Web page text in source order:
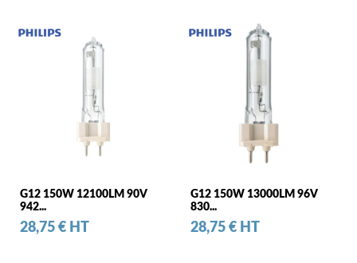
G12 150W 12100LM 90V
942...
Prix
28,75 € HT
G12 150W 13000LM 96V
830...
Prix
28,75 € HT